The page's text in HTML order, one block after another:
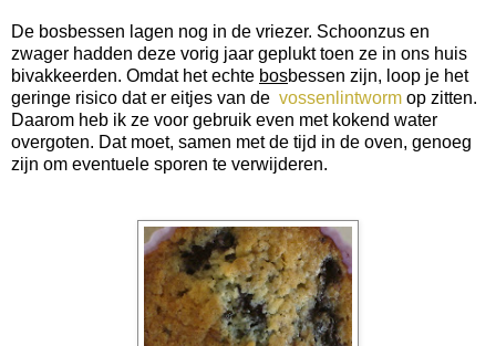
De bosbessen lagen nog in de vriezer. Schoonzus en
zwager hadden deze vorig jaar geplukt toen ze in ons huis
bivakkeerden. Omdat het echte bosbessen zijn, loop je het
geringe risico dat er eitjes van de vossenlintworm op zitten.
Daarom heb ik ze voor gebruik even met kokend water
overgoten. Dat moet, samen met de tijd in de oven, genoeg
zijn om eventuele sporen te verwijderen.